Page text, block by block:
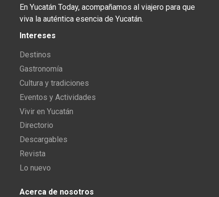
En Yucatán Today, acompañamos al viajero para que
viva la auténtica esencia de Yucatán.
Intereses
Destinos
Gastronomía
Cultura y tradiciones
Eventos y Actividades
Vivir en Yucatán
Directorio
Descargables
Revista
Lo nuevo
Acerca de nosotros